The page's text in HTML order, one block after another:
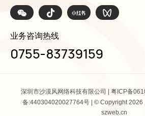
业务咨询热线
0755-83739159
深圳市沙漠风网络科技有限公司 | 粤ICP备
备:440304020027764号| © Copyright 2026
szweb.cn